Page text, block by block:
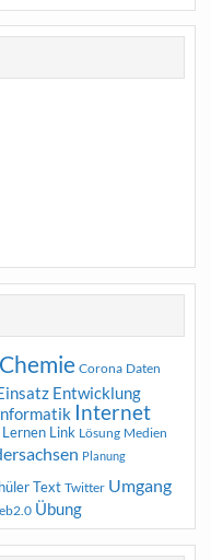
Chemie Corona Daten
Entwicklung
Internet
Lernen Link Lösung Medien
Planung
Text Twitter Umgang
Übung